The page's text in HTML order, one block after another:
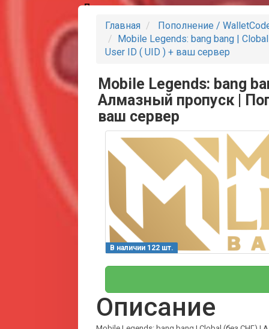
Партнеры
Главная
Пополнение /
Mobile Legends: bang bang |
User ID ( UID ) + ваш сервер
Mobile Legends: bang
Алмазный пропуск |
ваш сервер
В наличии 122 шт.
Описание